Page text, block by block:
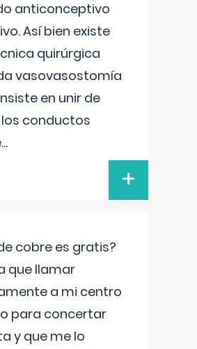
anticonceptivo
Así bien existe
quirúrgica
vasovasostomía
en unir de
conductos
...
+
cobre es gratis?
que llamar
a mi centro
para concertar
y que me lo